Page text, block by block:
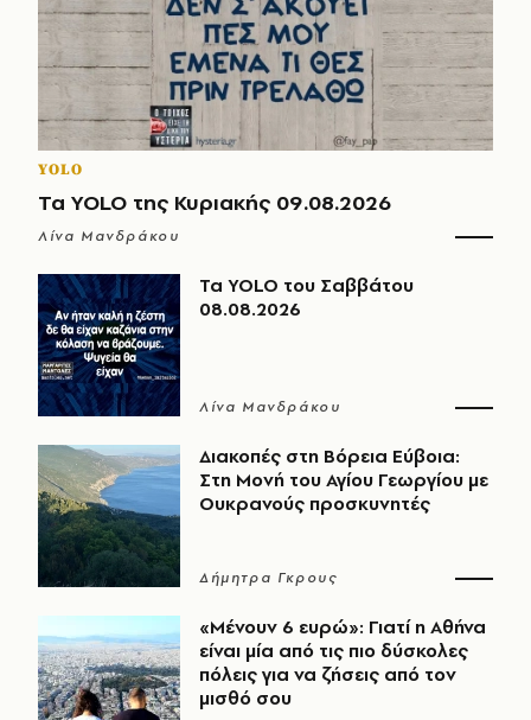
YOLO
Τα YOLO της Κυριακής 09.08.2026
Λίνα Μανδράκου
Τα YOLO του Σαββάτου
08.08.2026
Λίνα Μανδράκου
Διακοπές στη Βόρεια Εύβοια:
Στη Μονή του Αγίου Γεωργίου με
Ουκρανούς προσκυνητές
Δήμητρα Γκρους
«Μένουν 6 ευρώ»: Γιατί η Αθήνα
είναι μία από τις πιο δύσκολες
πόλεις για να ζήσεις από τον
μισθό σου